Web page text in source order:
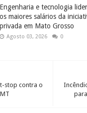
Engenharia e tecnologia
os maiores salários da
privada em Mato Grosso
Agosto 03, 2026 0
stop contra o